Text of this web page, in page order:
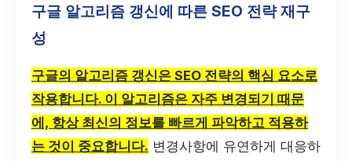
구글 알고리즘 갱신에 따른 SEO 전략 재구
성
구글의 알고리즘 갱신은 SEO 전략의 핵심 요소로
작용합니다. 이 알고리즘은 자주 변경되기 때문
에, 항상 최신의 정보를 빠르게 파악하고 적용하
는 것이 중요합니다. 변경사항에 유연하게 대응하